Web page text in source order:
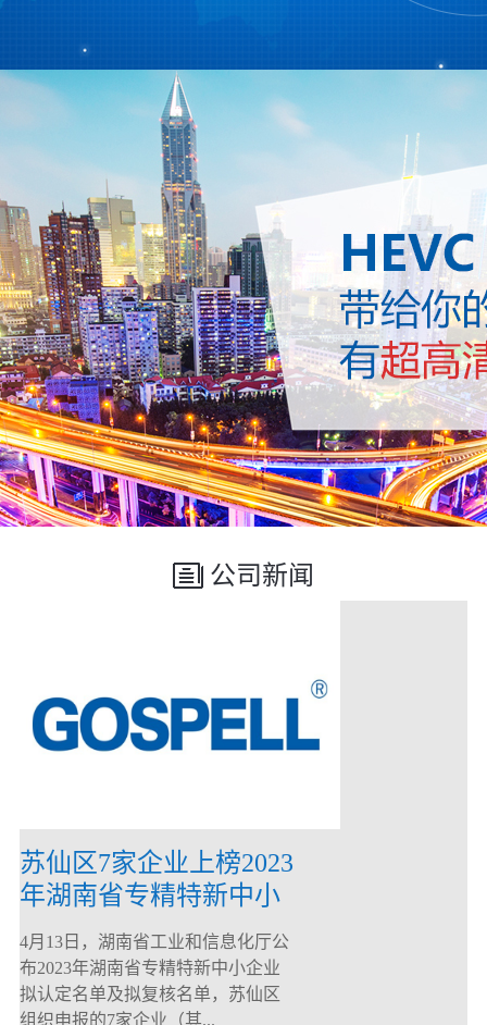
公司新闻
苏仙区7家企业上榜2023
年湖南省专精特新中小
企业
4月13日，湖南省工业和信息化厅公
布2023年湖南省专精特新中小企业
拟认定名单及拟复核名单，苏仙区
组织申报的7家企业（其...